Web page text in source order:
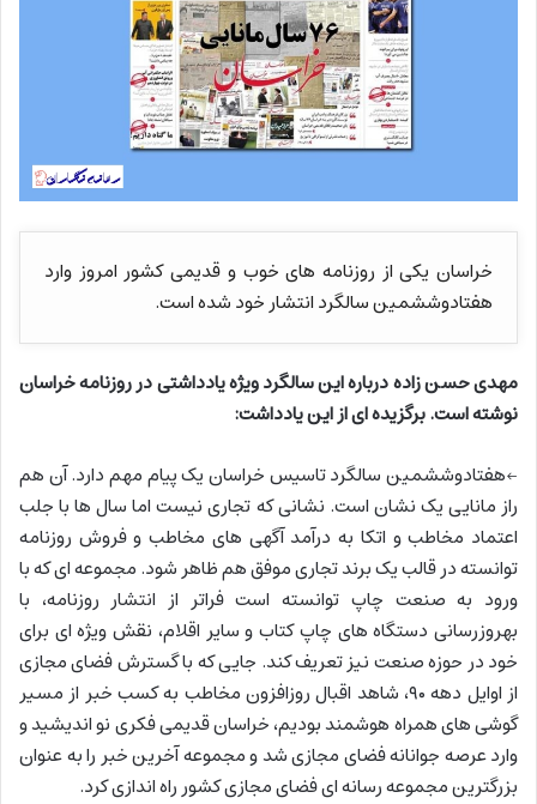
خراسان یکی از روزنامه های خوب و قدیمی کشور امروز وارد
هفتادوششمین سالگرد انتشار خود شده است.
مهدی حسن زاده درباره این سالگرد ویژه یادداشتی در روزنامه خراسان
نوشته است. برگزیده ای از این یادداشت:
←هفتادوششمین سالگرد تاسیس خراسان یک پیام مهم دارد. آن هم
راز مانایی یک نشان است. نشانی که تجاری نیست اما سال ها با جلب
اعتماد مخاطب و اتکا به درآمد آگهی های مخاطب و فروش روزنامه
توانسته در قالب یک برند تجاری موفق هم ظاهر شود. مجموعه ای که با
ورود به صنعت چاپ توانسته است فراتر از انتشار روزنامه، با
به‎روزرسانی دستگاه های چاپ کتاب و سایر اقلام، نقش ویژه ای برای
خود در حوزه صنعت نیز تعریف کند. جایی که با گسترش فضای مجازی
از اوایل دهه ۹۰، شاهد اقبال روزافزون مخاطب به کسب خبر از مسیر
گوشی های همراه هوشمند بودیم، خراسان قدیمی فکری نو اندیشید و
وارد عرصه جوانانه فضای مجازی شد و مجموعه آخرین خبر را به عنوان
بزرگ‎ترین مجموعه رسانه ای فضای مجازی کشور راه اندازی کرد.